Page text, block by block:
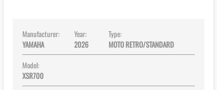
Manufacturer:
YAMAHA
Year:
2026
Type:
MOTO RETRO/STANDARD
Model:
XSR700